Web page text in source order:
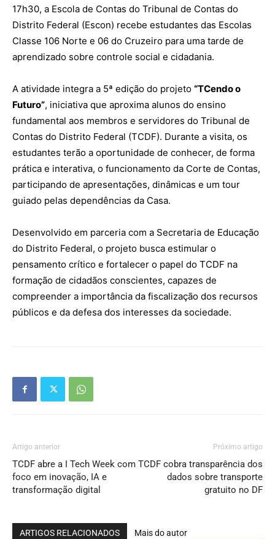
17h30, a Escola de Contas do Tribunal de Contas do
Distrito Federal (Escon) recebe estudantes das Escolas
Classe 106 Norte e 06 do Cruzeiro para uma tarde de
aprendizado sobre controle social e cidadania.
A atividade integra a 5ª edição do projeto “TCendo o
Futuro”, iniciativa que aproxima alunos do ensino
fundamental aos membros e servidores do Tribunal de
Contas do Distrito Federal (TCDF). Durante a visita, os
estudantes terão a oportunidade de conhecer, de forma
prática e interativa, o funcionamento da Corte de Contas,
participando de apresentações, dinâmicas e um tour
guiado pelas dependências da Casa.
Desenvolvido em parceria com a Secretaria de Educação
do Distrito Federal, o projeto busca estimular o
pensamento crítico e fortalecer o papel do TCDF na
formação de cidadãos conscientes, capazes de
compreender a importância da fiscalização dos recursos
públicos e da defesa dos interesses da sociedade.
Artigo anterior
TCDF abre a I Tech Week com
foco em inovação, IA e
transformação digital
Próximo artigo
TCDF cobra transparência dos
dados sobre transporte
gratuito no DF
ARTIGOS RELACIONADOS Mais do autor